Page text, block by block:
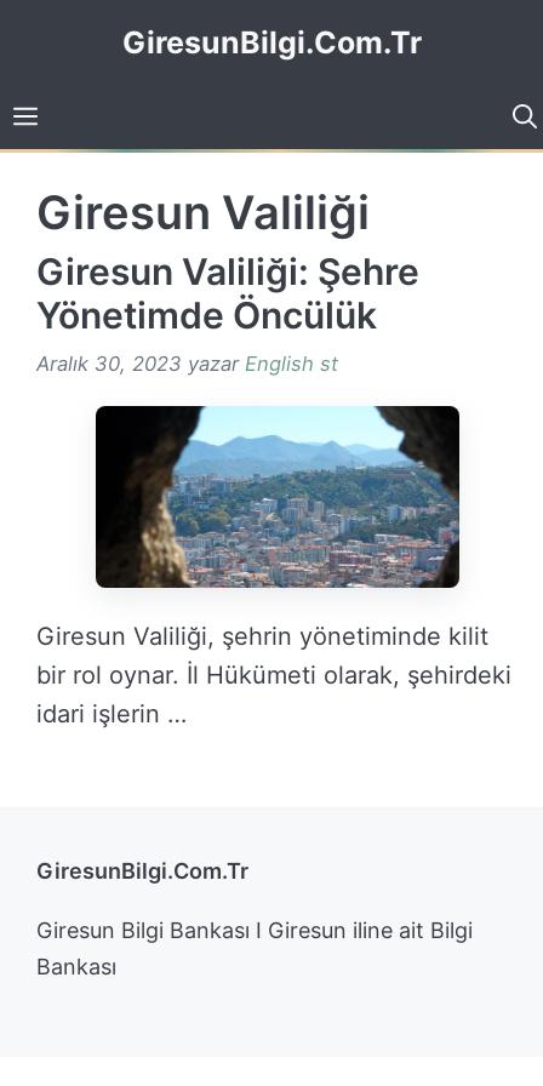
GiresunBilgi.Com.Tr
Giresun Valiliği
Giresun Valiliği: Şehre
Yönetimde Öncülük
Aralık 30, 2023 yazar English st
Giresun Valiliği, şehrin yönetiminde kilit
bir rol oynar. İl Hükümeti olarak, şehirdeki
idari işlerin …
GiresunBilgi.Com.Tr
Giresun Bilgi Bankası I Giresun iline ait Bilgi
Bankası